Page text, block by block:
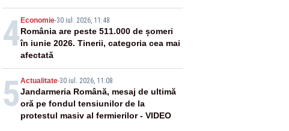
energie
4 Economie-30 iul. 2026, 11:48
România are peste 511.000 de șomeri
în iunie 2026. Tinerii, categoria cea mai
afectată
5 Actualitate-30 iul. 2026, 11:08
Jandarmeria Română, mesaj de ultimă
oră pe fondul tensiunilor de la
protestul masiv al fermierilor - VIDEO